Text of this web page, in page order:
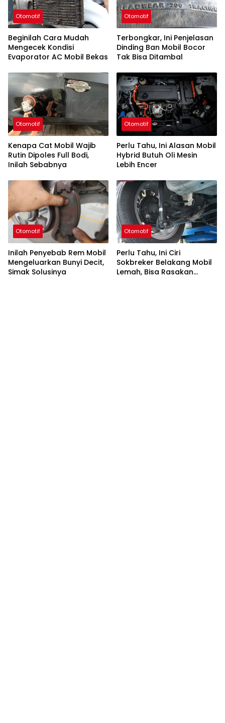
Otomotif
Beginilah Cara Mudah
Mengecek Kondisi
Evaporator AC Mobil Bekas
Otomotif
Terbongkar, Ini Penjelasan
Dinding Ban Mobil Bocor
Tak Bisa Ditambal
Otomotif
Kenapa Cat Mobil Wajib
Rutin Dipoles Full Bodi,
Inilah Sebabnya
Otomotif
Perlu Tahu, Ini Alasan Mobil
Hybrid Butuh Oli Mesin
Lebih Encer
Otomotif
Inilah Penyebab Rem Mobil
Mengeluarkan Bunyi Decit,
Simak Solusinya
Otomotif
Perlu Tahu, Ini Ciri
Sokbreker Belakang Mobil
Lemah, Bisa Rasakan